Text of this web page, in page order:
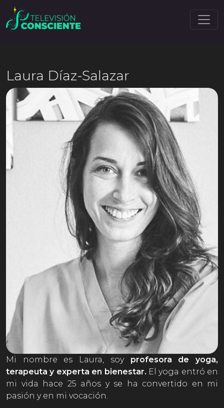
Laura Díaz-Salazar
Mi nombre es Laura, soyprofesora de yoga,
terapeuta y experta en bienestar. El yoga entró en
mi vida hace 25 años y se ha convertido en mi
pasión y en mi vocación.